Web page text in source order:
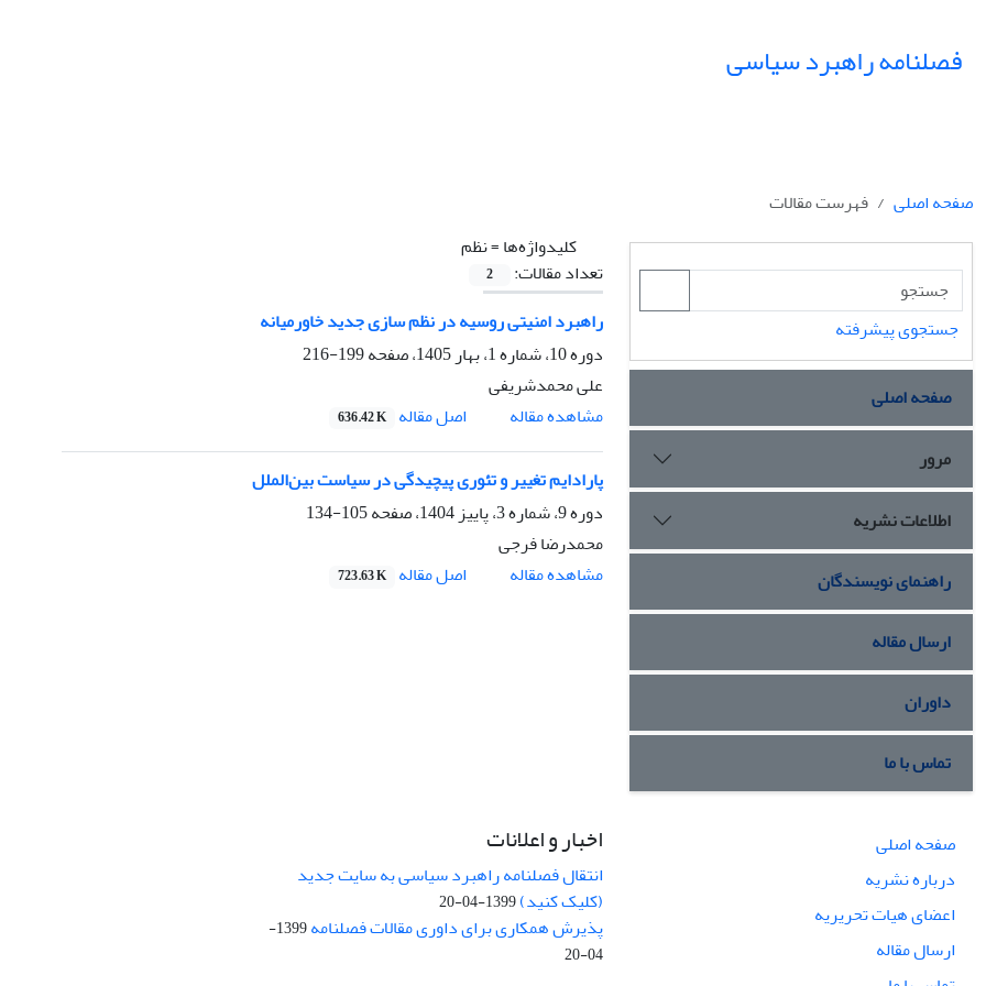
فصلنامه راهبرد سیاسی
صفحه اصلی
فهرست مقالات
کلیدواژه‌ها =نظم
تعداد مقالات:
2
راهبرد امنیتی روسیه در نظم سازی جدید خاورمیانه
دوره 10، شماره 1، بهار 1405، صفحه
199-216
علی محمدشریفی
مشاهده مقاله
اصل مقاله 636.42 K
پارادایم تغییر و تئوری پیچیدگی در سیاست بین‌الملل
دوره 9، شماره 3، پاییز 1404، صفحه
105-134
محمدرضا فرجی
مشاهده مقاله
اصل مقاله 723.63 K
جستجوی پیشرفته
صفحه اصلی
مرور
اطلاعات نشریه
راهنمای نویسندگان
ارسال مقاله
داوران
تماس با ما
صفحه اصلی
درباره نشریه
اعضای هیات تحریریه
ارسال مقاله
اخبار و اعلانات
انتقال فصلنامه راهبرد سیاسی به سایت جدید
(کلیک کنید)1399-04-20
پذیرش همکاری برای داوری مقالات فصلنامه
1399-
04-20